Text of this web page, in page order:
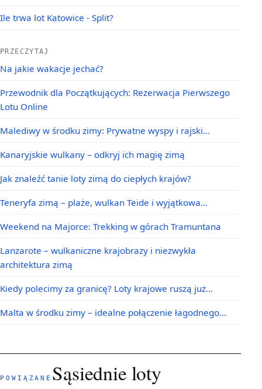
Ile trwa lot Katowice - Split?
PRZECZYTAJ
Na jakie wakacje jechać?
Przewodnik dla Początkujących: Rezerwacja Pierwszego
Lotu Online
Malediwy w środku zimy: Prywatne wyspy i rajski…
Kanaryjskie wulkany – odkryj ich magię zimą
Jak znaleźć tanie loty zimą do ciepłych krajów?
Teneryfa zimą – plaże, wulkan Teide i wyjątkowa…
Weekend na Majorce: Trekking w górach Tramuntana
Lanzarote – wulkaniczne krajobrazy i niezwykła
architektura zimą
Kiedy polecimy za granicę? Loty krajowe ruszą już…
Malta w środku zimy – idealne połączenie łagodnego…
POWIĄZANE Sąsiednie loty